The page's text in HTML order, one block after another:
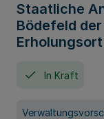
Staatliche
Bödefeld
Erholungsort
In Kraft